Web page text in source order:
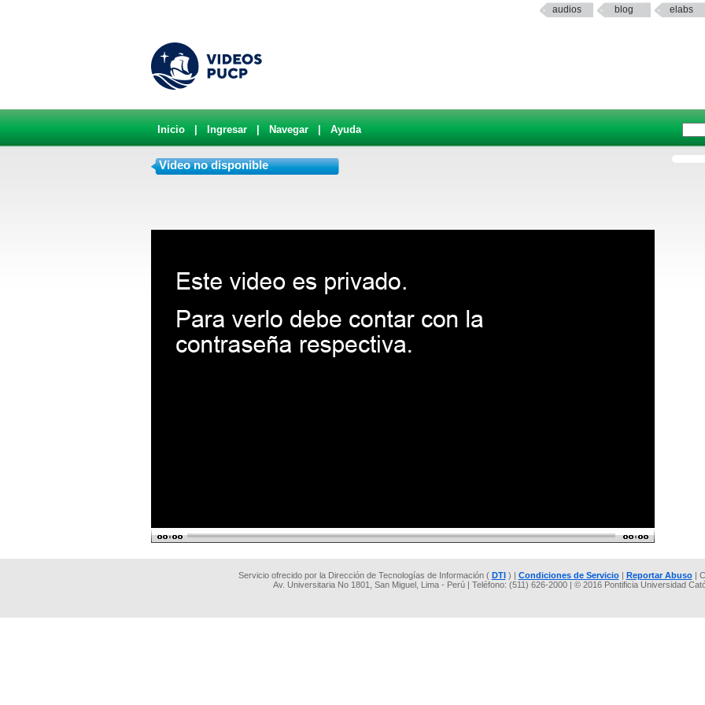
audios blog elabs
Inicio Ingresar Navegar Ayuda
Video no disponible
Servicio ofrecido por la Dirección de Tecnologías de Información ( DTI) | Condiciones de Servicio| Reportar Abuso|
Av. Universitaria No 1801, San Miguel, Lima - Perú | Teléfono: (511) 626-2000 | © 2016 Pontificia Universidad